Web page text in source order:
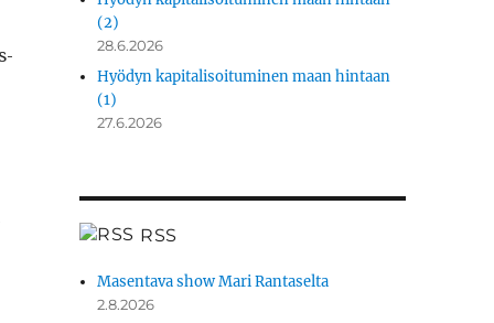
(2)
28.6.2026
Hyödyn kapitalisoituminen maan hintaan
(1)
27.6.2026
RSS
Masentava show Mari Rantaselta
2.8.2026